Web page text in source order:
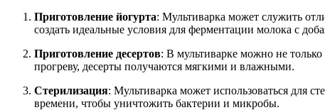
Приготовление йогурта: Мультиварка может служить
создать идеальные условия для ферментации молока с
Приготовление десертов: В мультиварке можно не
прогреву, десерты получаются мягкими и влажными.
Стерилизация: Мультиварка может использоваться для
времени, чтобы уничтожить бактерии и микробы.